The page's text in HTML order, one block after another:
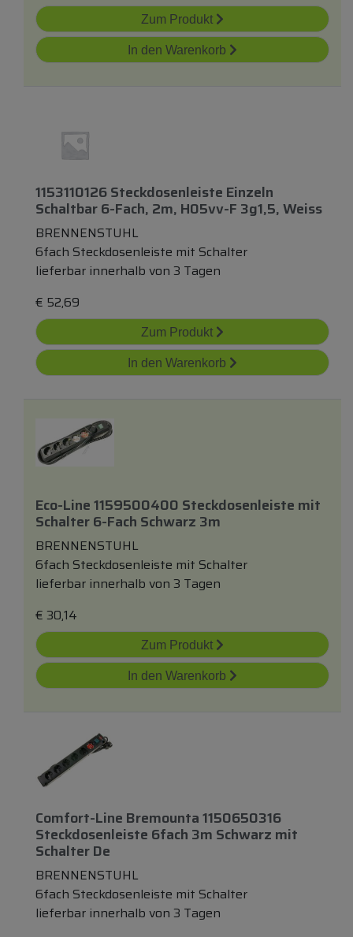
Zum Produkt
In den Warenkorb
1153110126 Steckdosenleiste Einzeln
Schaltbar 6-Fach, 2m, H05vv-F 3g1,5, Weiss
BRENNENSTUHL
6fach Steckdosenleiste mit Schalter
lieferbar innerhalb von 3 Tagen
€ 52,69
Zum Produkt
In den Warenkorb
Eco-Line 1159500400 Steckdosenleiste mit
Schalter 6-Fach Schwarz 3m
BRENNENSTUHL
6fach Steckdosenleiste mit Schalter
lieferbar innerhalb von 3 Tagen
€ 30,14
Zum Produkt
In den Warenkorb
Comfort-Line Bremounta 1150650316
Steckdosenleiste 6fach 3m Schwarz mit
Schalter De
BRENNENSTUHL
6fach Steckdosenleiste mit Schalter
lieferbar innerhalb von 3 Tagen